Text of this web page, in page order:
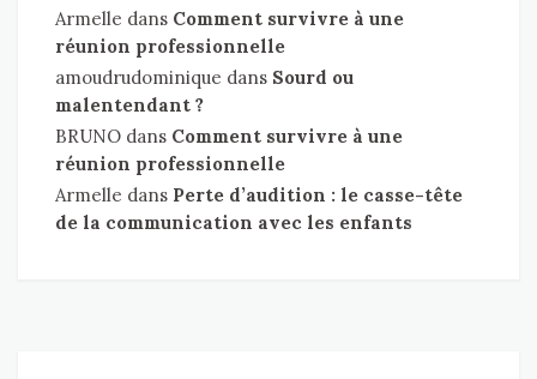
Armelle dans Comment survivre à une
réunion professionnelle
amoudrudominique dans Sourd ou
malentendant ?
BRUNO dans Comment survivre à une
réunion professionnelle
Armelle dans Perte d’audition : le casse-tête
de la communication avec les enfants